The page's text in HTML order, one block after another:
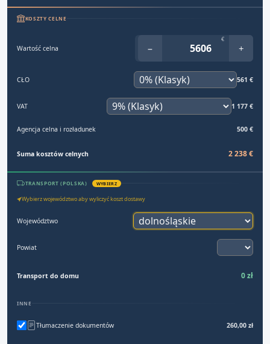
KOSZTY CELNE
Wartość celna −
€
+
CŁO 561 €
VAT 1 177 €
Agencja celna i rozładunek 500 €
Suma kosztów celnych 2 238 €
TRANSPORT (POLSKA) WYBIERZ
Wybierz województwo aby wyliczyć koszt dostawy
Województwo
Powiat
Transport do domu 0 zł
INNE
Tłumaczenie dokumentów 260,00 zł